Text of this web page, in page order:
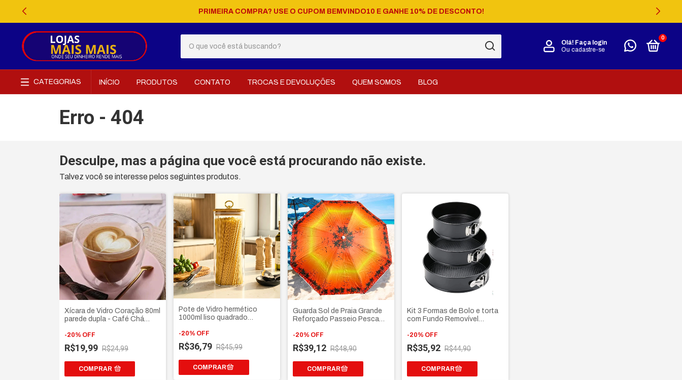
PRIMEIRA COMPRA? USE O CUPOM BEMVINDO10 E GANHE 10% DE DESCONTO!
Olá! Faça login
Ou cadastre-se
0
CATEGORIAS INÍCIO PRODUTOS CONTATO TROCAS E DEVOLUÇÕES QUEM SOMOS BLOG
Erro - 404
Desculpe, mas a página que você está procurando não existe.
Talvez você se interesse pelos seguintes produtos.
Xícara de Vidro Coração 80ml
parede dupla - Café Chá
-20% OFF
R$19,99 R$24,99
COMPRAR
Pote de Vidro hermético
1000ml liso quadrado
puxador argola Dourada
-20% OFF
R$36,79 R$45,99
Guarda Sol de Praia Grande
Reforçado Passeio Pesca
Sortidas
-20% OFF
R$39,12 R$48,90
Kit 3 Formas de Bolo e torta
com Fundo Removível
-20% OFF
R$35,92 R$44,90